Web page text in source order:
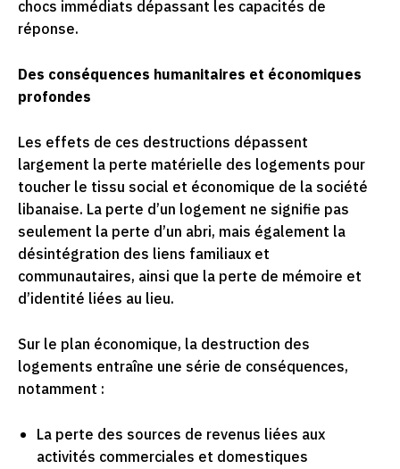
chocs immédiats dépassant les capacités de
réponse.
Des conséquences humanitaires et économiques
profondes
Les effets de ces destructions dépassent
largement la perte matérielle des logements pour
toucher le tissu social et économique de la société
libanaise. La perte d’un logement ne signifie pas
seulement la perte d’un abri, mais également la
désintégration des liens familiaux et
communautaires, ainsi que la perte de mémoire et
d’identité liées au lieu.
Sur le plan économique, la destruction des
logements entraîne une série de conséquences,
notamment :
La perte des sources de revenus liées aux
activités commerciales et domestiques